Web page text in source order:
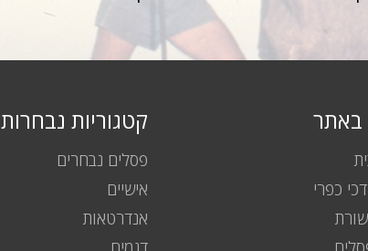
קטגוריות נבחרות
פסלים נבחרים
אישיים
אנדרטאות
באתר
כפרי